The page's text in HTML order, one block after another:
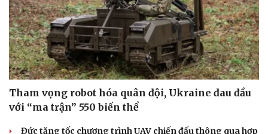
Tham vọng robot hóa quân đội, Ukraine đau đầu
với “ma trận” 550 biến thể
Đức tăng tốc chương trình UAV chiến đấu thông qua hợp